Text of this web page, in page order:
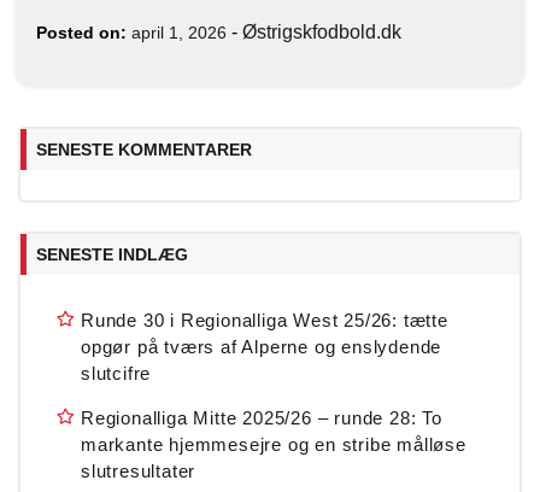
Posted on: april 1, 2026 - Østrigskfodbold.dk
SENESTE KOMMENTARER
SENESTE INDLÆG
Runde 30 i Regionalliga West 25/26: tætte
opgør på tværs af Alperne og enslydende
slutcifre
Regionalliga Mitte 2025/26 – runde 28: To
markante hjemmesejre og en stribe målløse
slutresultater